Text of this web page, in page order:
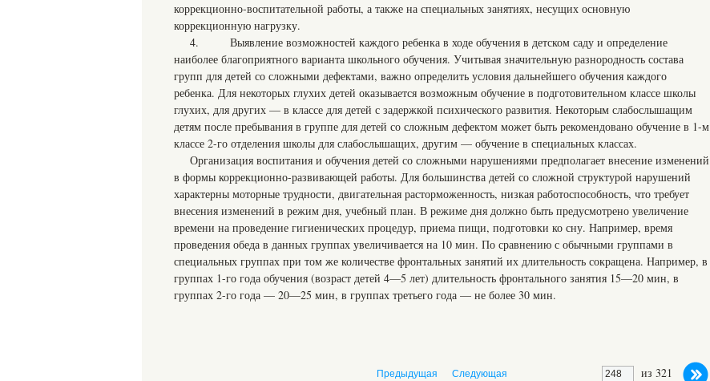
коррекционно-воспитательной работы, а также на специальных занятиях, несущих основную
коррекционную нагрузку.
4. Выявление возможностей каждого ребенка в ходе обучения в детском саду и определение
наиболее благоприятного варианта школьного обучения. Учитывая значительную разнородность состава
групп для детей со сложными дефектами, важно определить условия дальнейшего обучения каждого
ребенка. Для некоторых глухих детей оказывается возможным обучение в подготовительном классе школы
глухих, для других — в классе для детей с задержкой психического развития. Некоторым слабослышащим
детям после пребывания в группе для детей со сложным дефектом может быть рекомендовано обучение в 1-м
классе 2-го отделения школы для слабослышащих, другим — обучение в специальных классах.
Организация воспитания и обучения детей со сложными нарушениями предполагает внесение изменений
в формы коррекционно-развивающей работы. Для большинства детей со сложной структурой нарушений
характерны моторные трудности, двигательная расторможенность, низкая работоспособность, что требует
внесения изменений в режим дня, учебный план. В режиме дня должно быть предусмотрено увеличение
времени на проведение гигиенических процедур, приема пищи, подготовки ко сну. Например, время
проведения обеда в данных группах увеличивается на 10 мин. По сравнению с обычными группами в
специальных группах при том же количестве фронтальных занятий их длительность сокращена. Например, в
группах 1-го года обучения (возраст детей 4—5 лет) длительность фронтального занятия 15—20 мин, в
группах 2-го года — 20—25 мин, в группах третьего года — не более 30 мин.
из 321
Предыдущая Следующая